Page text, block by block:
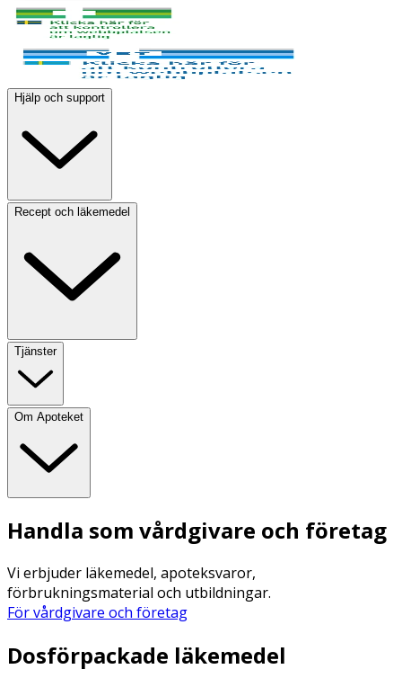
Hjälp och support
Recept och läkemedel
Tjänster
Om Apoteket
Handla som vårdgivare och företag
Vi erbjuder läkemedel, apoteksvaror,
förbrukningsmaterial och utbildningar.
För vårdgivare och företag
Dosförpackade läkemedel